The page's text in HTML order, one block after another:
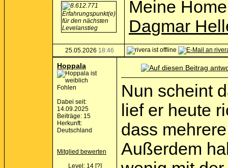
Meine
Dagmar
25.05.2026 18:46
Hoppala
Fohlen
Dabei seit:
14.09.2025
Beiträge: 15
Herkunft:
Deutschland
Mitglied bewerten
Level: 14 [?]
Nun scheint
lief er heute
dass
Außerdem